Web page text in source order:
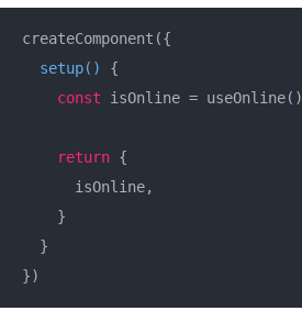
createComponent({
setup( )
{
const isOnline = useOnline()
return {
      isOnline,
    }
  }
})